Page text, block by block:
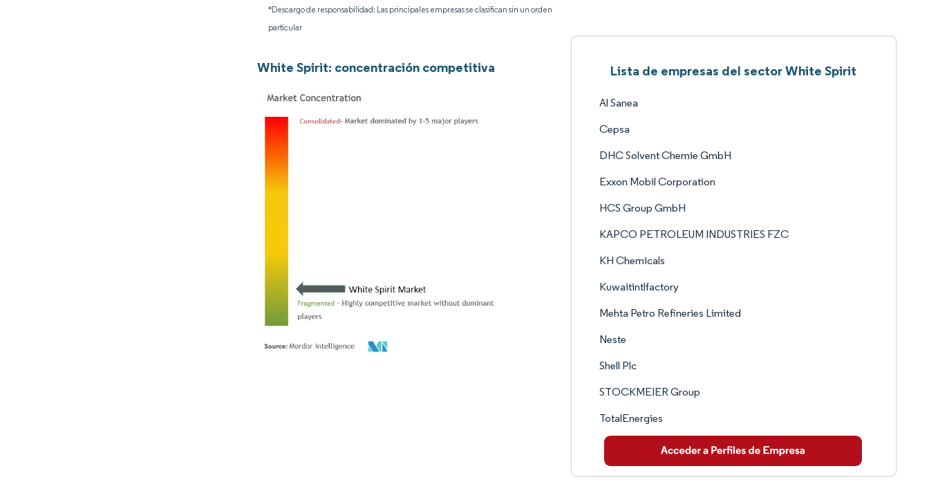
*Descargo de responsabilidad: Las principales empresas se clasifican sin un orden
particular
White Spirit: concentración competitiva Lista de empresas del sector White Spirit
Al Sanea
Cepsa
DHC Solvent Chemie GmbH
Exxon Mobil Corporation
HCS Group GmbH
KAPCO PETROLEUM INDUSTRIES FZC
KH Chemicals
Kuwaitintlfactory
Mehta Petro Refineries Limited
Neste
Shell Plc
STOCKMEIER Group
TotalEnergies